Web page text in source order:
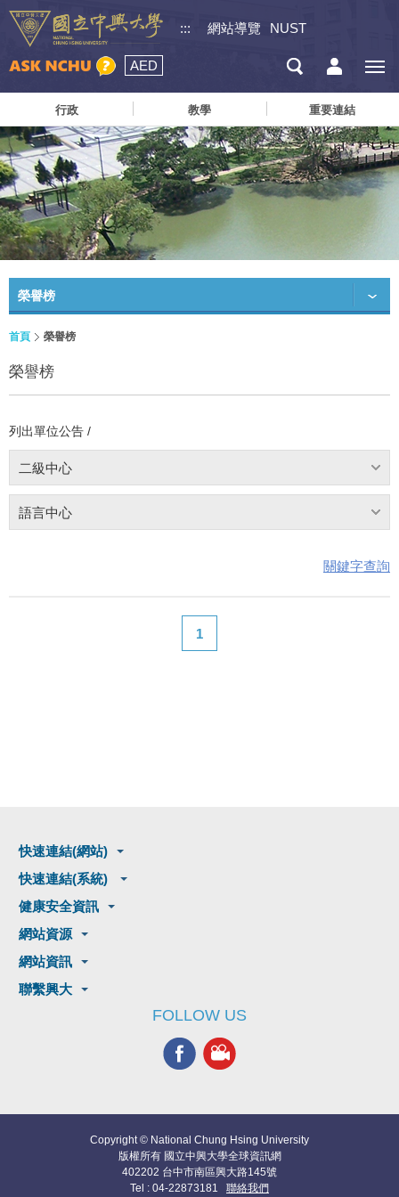
::: 網站導覽 NUST
AED
行政 教學 重要連結
榮譽榜
首頁 榮譽榜
榮譽榜
列出單位公告 /
二級中心
語言中心
關鍵字查詢
1
快速連結(網站)
快速連結(系統)
健康安全資訊
網站資源
網站資訊
聯繫興大
FOLLOW US
Copyright © National Chung Hsing University
版權所有 國立中興大學全球資訊網
402202 台中市南區興大路145號
Tel : 04-22873181 聯絡我們